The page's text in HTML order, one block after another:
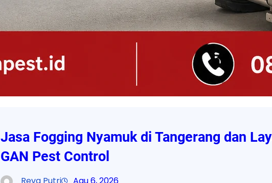
Jasa Fogging Nyamuk di Tangerang dan
GAN Pest Control